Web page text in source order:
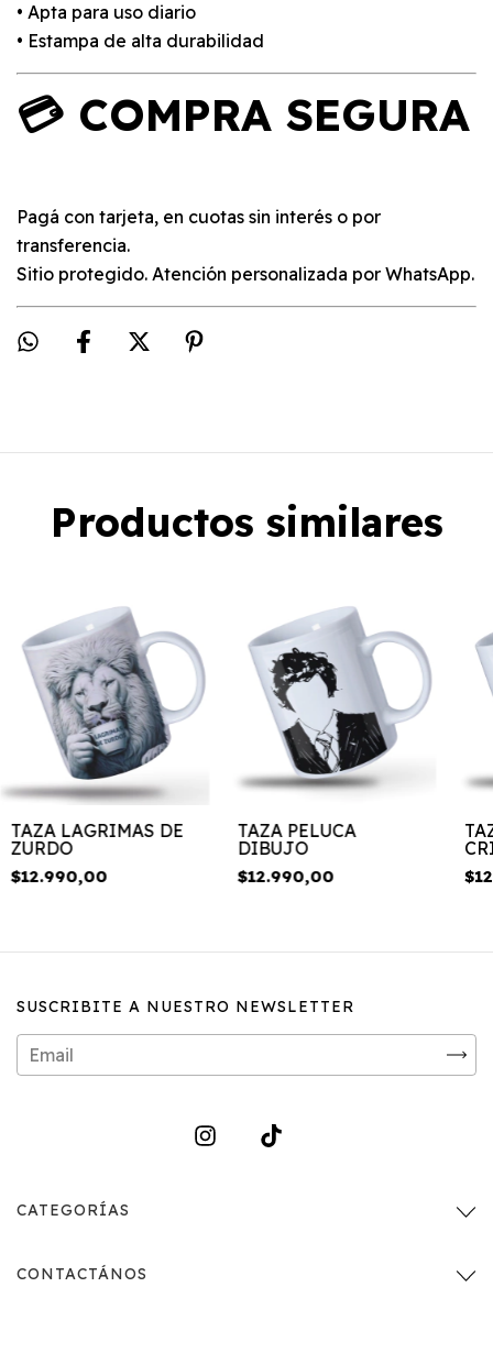
• Apta para uso diario
• Estampa de alta durabilidad
💳 COMPRA SEGURA
Pagá con tarjeta, en cuotas sin interés o por
transferencia.
Sitio protegido. Atención personalizada por WhatsApp.
Productos similares
TAZA LAGRIMAS DE
ZURDO
$12.990,00
TAZA PELUCA
DIBUJO
$12.990,00
SUSCRIBITE A NUESTRO NEWSLETTER
CATEGORÍAS
CONTACTÁNOS